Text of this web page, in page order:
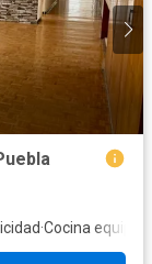
·Cocina